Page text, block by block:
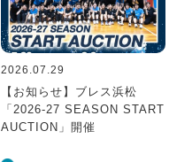
2026.07.29
【お知らせ】ブレス浜松
「2026-27 SEASON START
AUCTION」開催